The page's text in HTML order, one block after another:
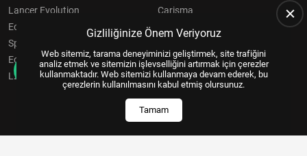
Lancer Evolution
Carisma
Eclipse
Grandis
Space Star
Eclipse Cross
OUTLANDER
L200
Pajero
Gizliliğinize Önem Veriyoruz
Web sitemiz, tarama deneyiminizi geliştirmek, site trafiğini
analiz etmek ve sitemizin işlevselliğini artırmak için çerezler
kullanmaktadır. Web sitemizi kullanmaya devam ederek, bu
çerezlerin kullanılmasını kabul etmiş olursunuz.
Tamam